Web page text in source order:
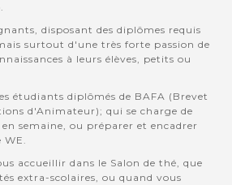
disposant des diplômes requis
surtout d'une très forte passion de
à leurs élèves, petits ou
étudiants diplômés de BAFA (Brevet
d'Animateur); qui se charge de
semaine, ou préparer et encadrer
WE.
accueillir dans le Salon de thé, que
extra-scolaires, ou quand vous